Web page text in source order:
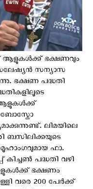
ആളുകള്‍ക്ക് ഭക്ഷണവും
സന്യാസ
ഭക്ഷണ പദ്ധതി
ആളുകൾക്ക്
ബോസ്കോ
ലിമയിലെ
ബസിലിക്കയുടെ
ഫാ.
പദ്ധതി വഴി
ഭക്ഷണം
വരെ 200 പേർക്ക്